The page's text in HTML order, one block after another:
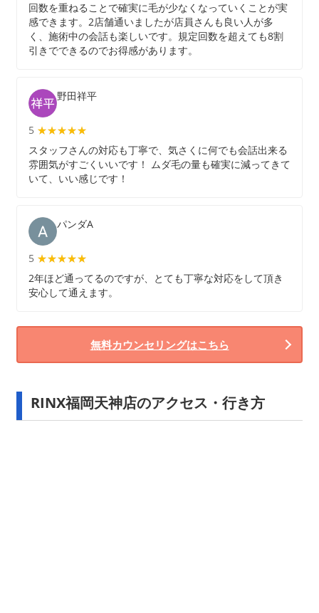
回数を重ねることで確実に毛が少なくなっていくことが実
感できます。2店舗通いましたが店員さんも良い人が多
く、施術中の会話も楽しいです。規定回数を超えても8割
引きでできるのでお得感があります。
野田祥平
5 ★★★★★
★★★★★
スタッフさんの対応も丁寧で、気さくに何でも会話出来る
雰囲気がすごくいいです！ ムダ毛の量も確実に減ってきて
いて、いい感じです！
パンダA
5 ★★★★★
★★★★★
2年ほど通ってるのですが、とても丁寧な対応をして頂き
安心して通えます。
無料カウンセリングはこちら
RINX福岡天神店のアクセス・行き方